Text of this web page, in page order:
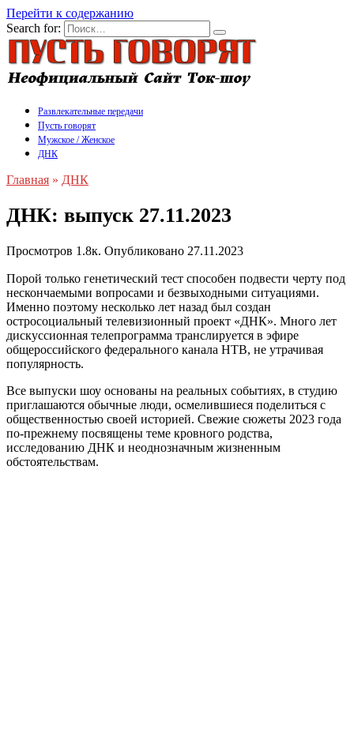
Перейти к содержанию
Search for:
Развлекательные передачи
Пусть говорят
Мужское / Женское
ДНК
Главная » ДНК
ДНК: выпуск 27.11.2023
Просмотров 1.8к. Опубликовано 27.11.2023
Порой только генетический тест способен подвести черту под
нескончаемыми вопросами и безвыходными ситуациями.
Именно поэтому несколько лет назад был создан
остросоциальный телевизионный проект «ДНК». Много лет
дискуссионная телепрограмма транслируется в эфире
общероссийского федерального канала НТВ, не утрачивая
популярность.
Все выпуски шоу основаны на реальных событиях, в студию
приглашаются обычные люди, осмелившиеся поделиться с
общественностью своей историей. Свежие сюжеты 2023 года
по-прежнему посвящены теме кровного родства,
исследованию ДНК и неоднозначным жизненным
обстоятельствам.